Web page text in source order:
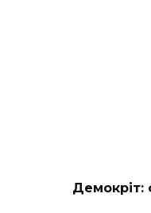
Демокріт: